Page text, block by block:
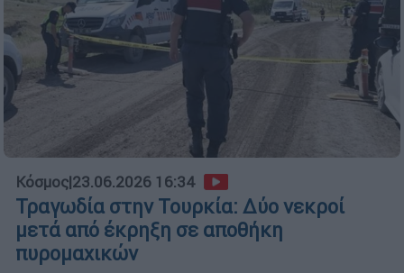
Κόσμος|23.06.2026 16:34
Τραγωδία στην Τουρκία: Δύο νεκροί
μετά από έκρηξη σε αποθήκη
πυρομαχικών